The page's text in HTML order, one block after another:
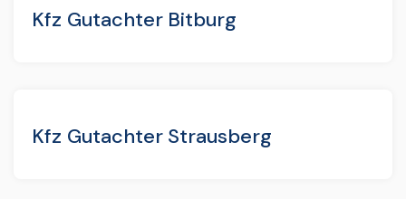
Kfz Gutachter Bitburg
Kfz Gutachter Strausberg